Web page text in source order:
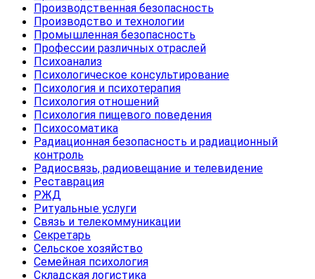
Производственная безопасность
Производство и технологии
Промышленная безопасность
Профессии различных отраслей
Психоанализ
Психологическое консультирование
Психология и психотерапия
Психология отношений
Психология пищевого поведения
Психосоматика
Радиационная безопасность и радиационный
контроль
Радиосвязь, радиовещание и телевидение
Реставрация
РЖД
Ритуальные услуги
Связь и телекоммуникации
Секретарь
Сельское хозяйство
Семейная психология
Складская логистика